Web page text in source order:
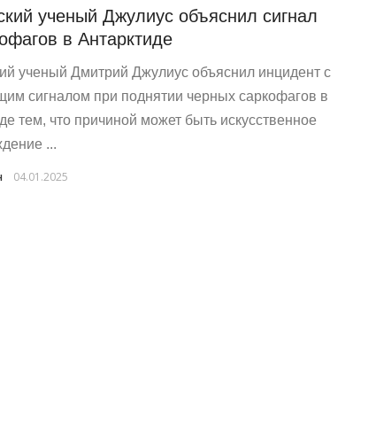
ученый Джулиус объяснил сигнал
в Антарктиде
ученый Дмитрий Джулиус объяснил инцидент с
сигналом при поднятии черных саркофагов в
тем, что причиной может быть искусственное
...
04.01.2025